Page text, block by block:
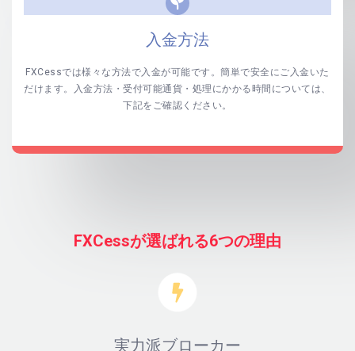
入金方法
FXCessでは様々な方法で入金が可能です。簡単で安全にご入金いた
だけます。入金方法・受付可能通貨・処理にかかる時間については、
下記をご確認ください。
FXCessが選ばれる6つの理由
実力派ブローカー